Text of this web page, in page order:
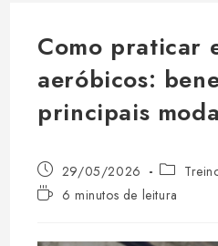
Como praticar
aeróbicos:
principais
Post
publicado:
29/05/2026
Categoria
post:
Tempo6 minutos de leitura